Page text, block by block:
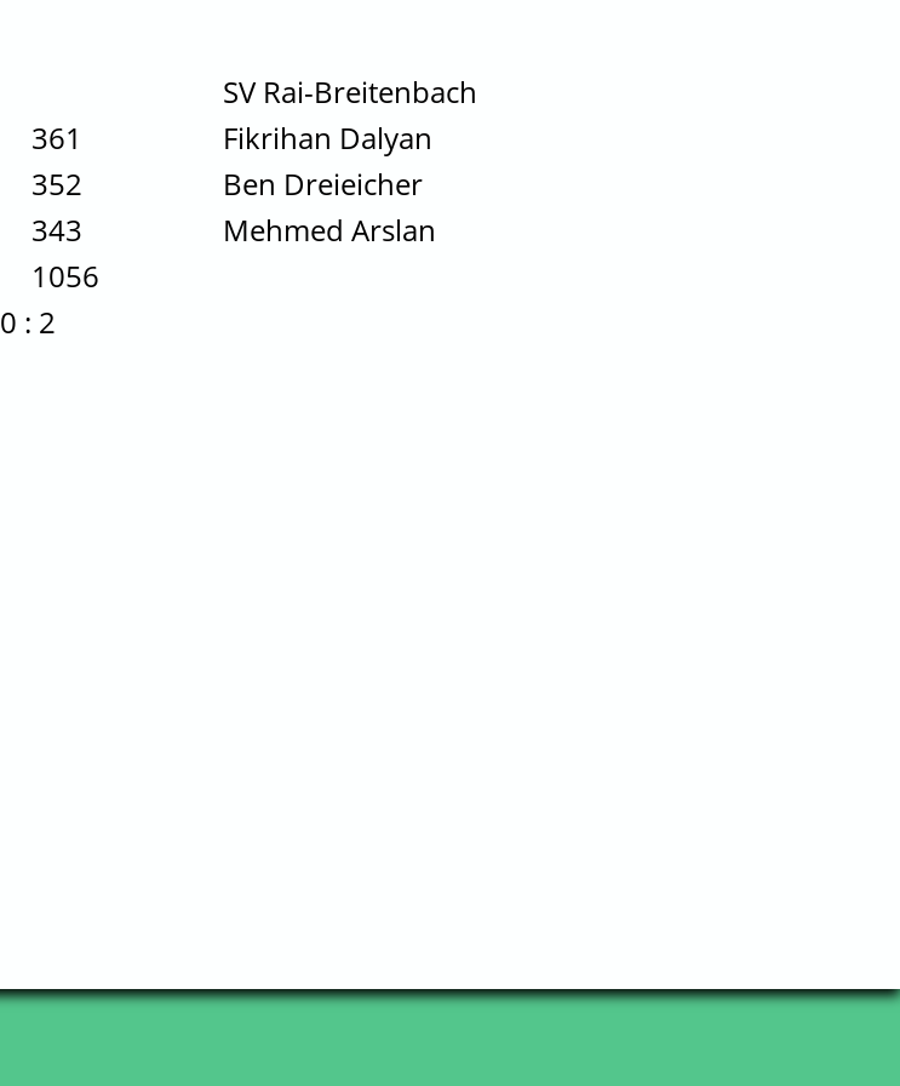
SV Rai-Breitenbach
361
Fikrihan Dalyan
352
Ben Dreieicher
343
Mehmed Arslan
1056
0 : 2